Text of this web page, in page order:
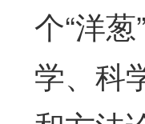
个“洋
学、科